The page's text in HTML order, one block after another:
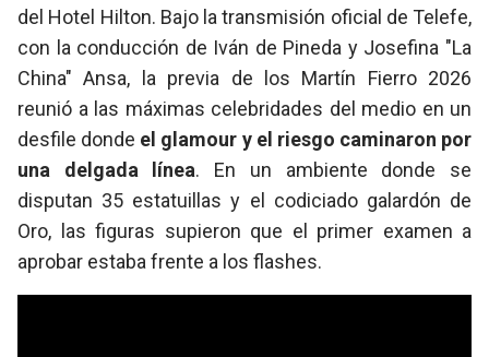
del Hotel Hilton. Bajo la transmisión oficial de Telefe,
con la conducción de Iván de Pineda y Josefina "La
China" Ansa, la previa de los Martín Fierro 2026
reunió a las máximas celebridades del medio en un
desfile donde el glamour y el riesgo caminaron por
una delgada línea. En un ambiente donde se
disputan 35 estatuillas y el codiciado galardón de
Oro, las figuras supieron que el primer examen a
aprobar estaba frente a los flashes.